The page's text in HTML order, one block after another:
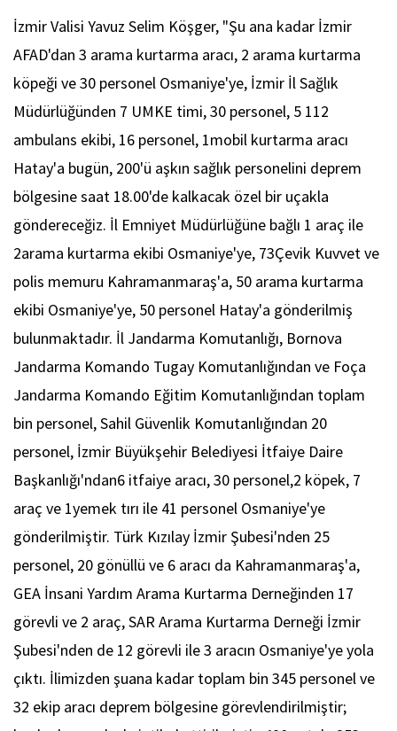
İzmir Valisi Yavuz Selim Köşger, "Şu ana kadar İzmir
AFAD'dan 3 arama kurtarma aracı, 2 arama kurtarma
köpeği ve 30 personel Osmaniye'ye, İzmir İl Sağlık
Müdürlüğünden 7 UMKE timi, 30 personel, 5 112
ambulans ekibi, 16 personel, 1mobil kurtarma aracı
Hatay'a bugün, 200'ü aşkın sağlık personelini deprem
bölgesine saat 18.00'de kalkacak özel bir uçakla
göndereceğiz. İl Emniyet Müdürlüğüne bağlı 1 araç ile
2arama kurtarma ekibi Osmaniye'ye, 73Çevik Kuvvet ve
polis memuru Kahramanmaraş'a, 50 arama kurtarma
ekibi Osmaniye'ye, 50 personel Hatay'a gönderilmiş
bulunmaktadır. İl Jandarma Komutanlığı, Bornova
Jandarma Komando Tugay Komutanlığından ve Foça
Jandarma Komando Eğitim Komutanlığından toplam
bin personel, Sahil Güvenlik Komutanlığından 20
personel, İzmir Büyükşehir Belediyesi İtfaiye Daire
Başkanlığı'ndan6 itfaiye aracı, 30 personel,2 köpek, 7
araç ve 1yemek tırı ile 41 personel Osmaniye'ye
gönderilmiştir. Türk Kızılay İzmir Şubesi'nden 25
personel, 20 gönüllü ve 6 aracı da Kahramanmaraş'a,
GEA İnsani Yardım Arama Kurtarma Derneğinden 17
görevli ve 2 araç, SAR Arama Kurtarma Derneği İzmir
Şubesi'nden de 12 görevli ile 3 aracın Osmaniye'ye yola
çıktı. İlimizden şuana kadar toplam bin 345 personel ve
32 ekip aracı deprem bölgesine görevlendirilmiştir;